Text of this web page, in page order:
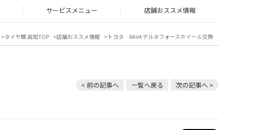
サービスメニュー 店舗おススメ情報
タイヤ館 高知TOP 店舗おススメ情報 トヨタ RAV4 デルタフォースホイール交換
< 前の記事へ 一覧へ戻る 次の記事へ >